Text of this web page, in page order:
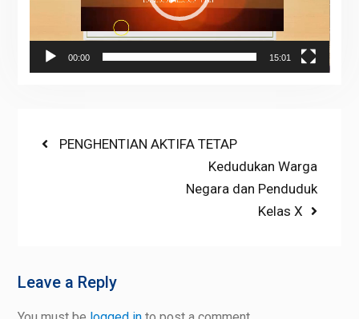
00:00 15:01
PostPrevious
PENGHENTIAN AKTIFA TETAP
Next
post:
Kedudukan Warga
Negara dan Penduduk
Kelas X
Leave a Reply